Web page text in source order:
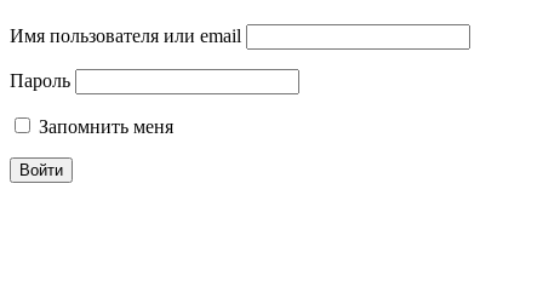
Имя пользователя или email
Пароль
Запомнить меня